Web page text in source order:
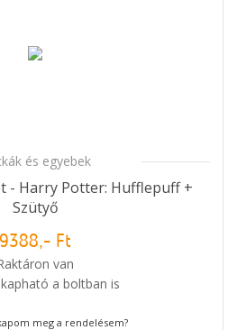
és egyebek
- Harry Potter: Hufflepuff +
Szütyő
9388,- Ft
van
a boltban is
meg a rendelésem?